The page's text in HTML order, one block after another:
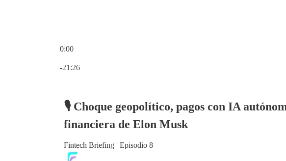
0:00
-21:26
🎙️ Choque geopolítico, pagos con IA
financiera de Elon Musk
Fintech Briefing | Episodio 8